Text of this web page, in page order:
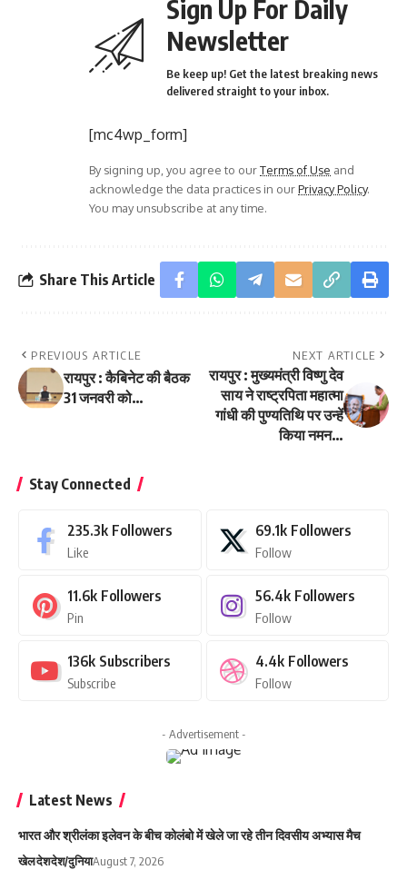
Sign Up For Daily
Newsletter
Be keep up! Get the latest breaking news
delivered straight to your inbox.
[mc4wp_form]
By signing up, you agree to ourTerms of Use and
acknowledge the data practices in ourPrivacy Policy.
You may unsubscribe at any time.
Share This Article
PREVIOUS ARTICLE
रायपुर : कैबिनेट की बैठक
31 जनवरी को…
NEXT ARTICLE
रायपुर : मुख्यमंत्री विष्णु देव
साय ने राष्ट्रपिता महात्मा
गांधी की पुण्यतिथि पर उन्हें
किया नमन…
Stay Connected
235.3k Followers
Like
69.1k Followers
Follow
11.6k Followers
Pin
56.4k Followers
Follow
136k Subscribers
Subscribe
4.4k Followers
Follow
- Advertisement -
Latest News
भारत और श्रीलंका इलेवन के बीच कोलंबो में खेले जा रहे तीन दिवसीय अभ्यास मैच
खेलदेशदेश/दुनियाAugust 7, 2026